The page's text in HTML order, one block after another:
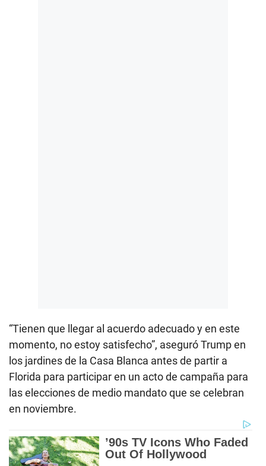
“Tienen que llegar al acuerdo adecuado y en este
momento, no estoy satisfecho”, aseguró Trump en
los jardines de la Casa Blanca antes de partir a
Florida para participar en un acto de campaña para
las elecciones de medio mandato que se celebran
en noviembre.